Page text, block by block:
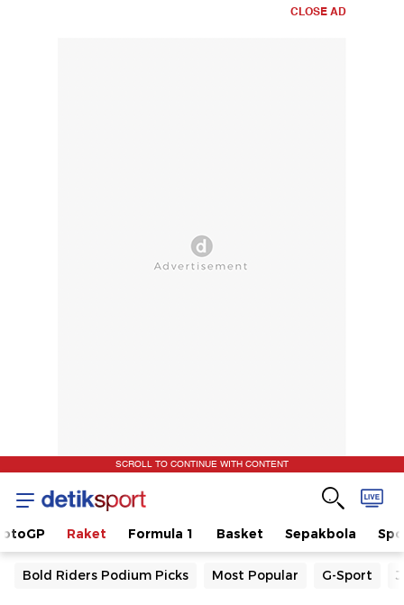
CLOSE AD
SCROLL TO CONTINUE WITH CONTENT
Raket Formula 1 Basket Sepakbola
Bold Riders Podium Picks Most Popular G-Sport